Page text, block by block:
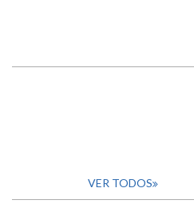
VER TODOS